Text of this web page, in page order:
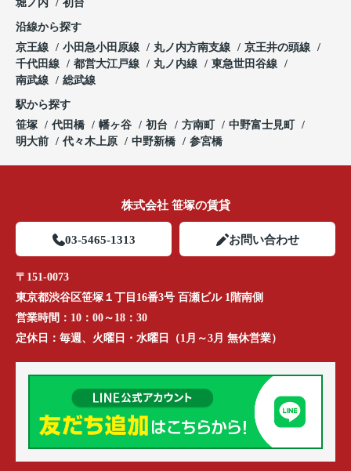
堀ノ内
初台
沿線から探す
京王線
小田急小田原線 丸ノ内方南支線
京王井の頭線
千代田線
都営大江戸線 丸ノ内線
東急世田谷線
南武線
総武線
駅から探す
笹塚
代田橋 幡ヶ谷 初台 方南町
中野富士見町
明大前
代々木上原 中野新橋 参宮橋
株式会社 笹塚の賃貸
03-5465-1313 お問い合わせ
〒151-0073
東京都渋谷区笹塚１丁目16番3号 百瀬ビル 1階南側
営業時間： 10：00～18：30
定休日： 毎週、火曜日・水曜日（1月～3月 無休営業）